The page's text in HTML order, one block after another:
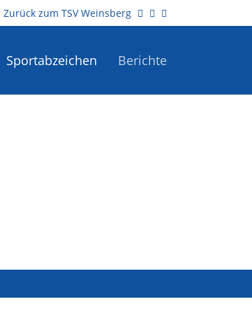
Zurück zum TSV Weinsberg
Sportabzeichen Berichte